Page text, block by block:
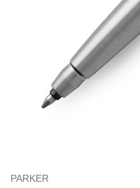
PARKER